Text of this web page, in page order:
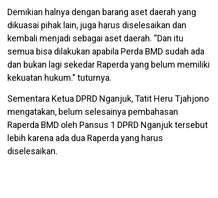
Demikian halnya dengan barang aset daerah yang
dikuasai pihak lain, juga harus diselesaikan dan
kembali menjadi sebagai aset daerah. “Dan itu
semua bisa dilakukan apabila Perda BMD sudah ada
dan bukan lagi sekedar Raperda yang belum memiliki
kekuatan hukum.” tuturnya.
Sementara Ketua DPRD Nganjuk, Tatit Heru Tjahjono
mengatakan, belum selesainya pembahasan
Raperda BMD oleh Pansus 1 DPRD Nganjuk tersebut
lebih karena ada dua Raperda yang harus
diselesaikan.